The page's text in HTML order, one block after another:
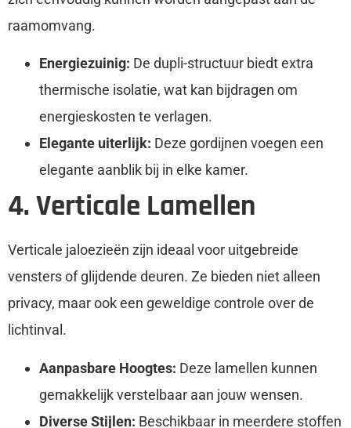
raamomvang.
Energiezuinig: De dupli-structuur biedt extra
thermische isolatie, wat kan bijdragen om
energieskosten te verlagen.
Elegante uiterlijk: Deze gordijnen voegen een
elegante aanblik bij in elke kamer.
4. Verticale Lamellen
Verticale jaloezieën zijn ideaal voor uitgebreide
vensters of glijdende deuren. Ze bieden niet alleen
privacy, maar ook een geweldige controle over de
lichtinval.
Aanpasbare Hoogtes: Deze lamellen kunnen
gemakkelijk verstelbaar aan jouw wensen.
Diverse Stijlen: Beschikbaar in meerdere stoffen